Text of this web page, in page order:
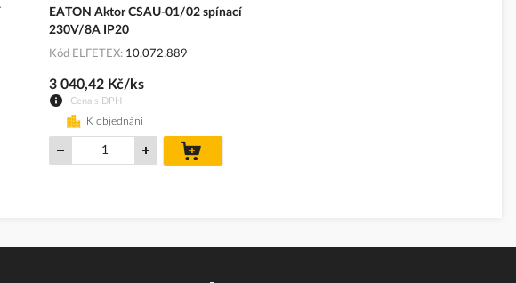
EATON Aktor CSAU-01/02 spínací
230V/8A IP20
Kód ELFETEX 10.072.889
Cena s DPH
3 040,42 Kč/ks
K objednání
košíku